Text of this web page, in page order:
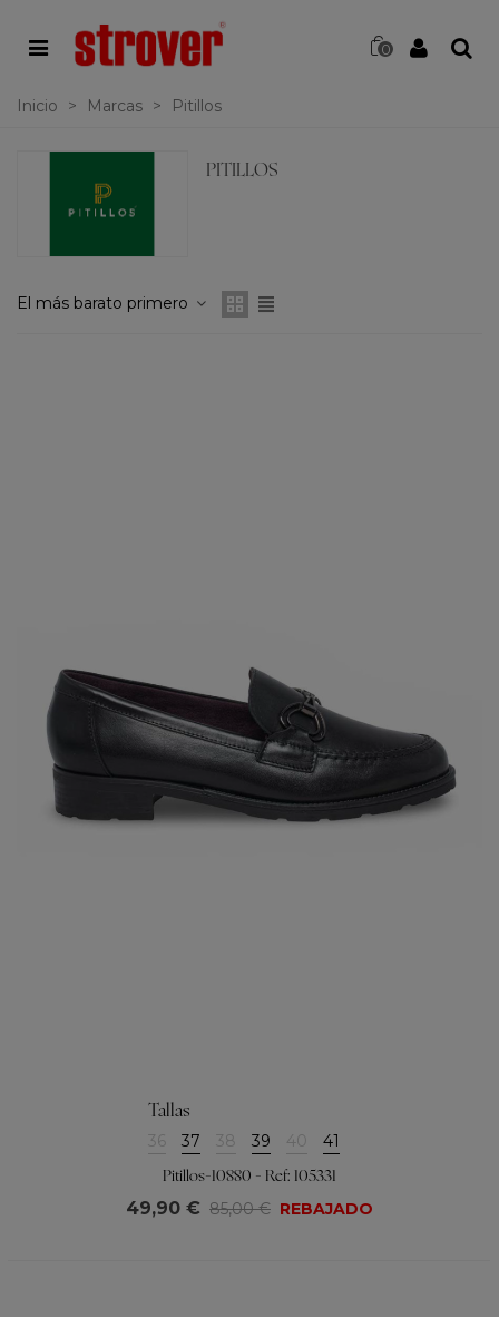
0
Inicio > Marcas > Pitillos
PITILLOS
El más barato primero
Tallas
36 37 38 39 40 41
Pitillos-10880 - Ref: 105331
49,90 € 85,00 € REBAJADO